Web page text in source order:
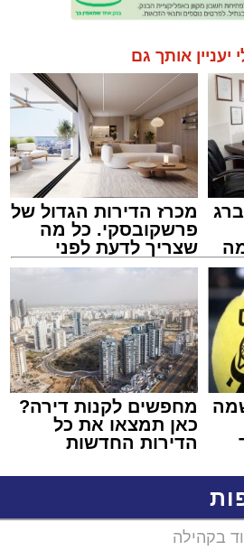
יעניין אותך גם
מכרז הדירות הגדול של
פרשקובסקי. כל מה
שצריך לדעת לפני
שמגישים הצעה לדירה
מחפשים לקנות דירה?
כאן תמצאו את כל
הדירות החדשות
בקהילה